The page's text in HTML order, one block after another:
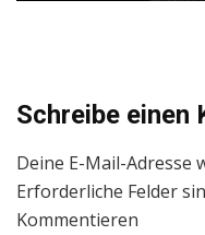
Schreibe einen
Deine E-Mail-Adresse
Erforderliche Felder
Kommentieren